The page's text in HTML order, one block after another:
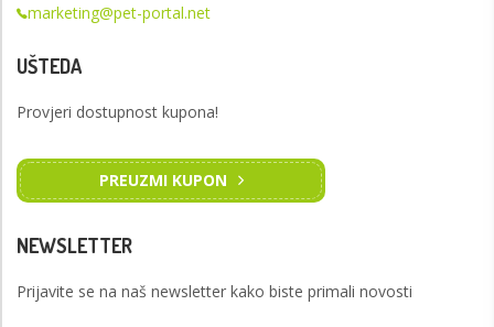
marketing@pet-portal.net
UŠTEDA
Provjeri dostupnost kupona!
PREUZMI KUPON
NEWSLETTER
Prijavite se na naš newsletter kako biste primali novosti